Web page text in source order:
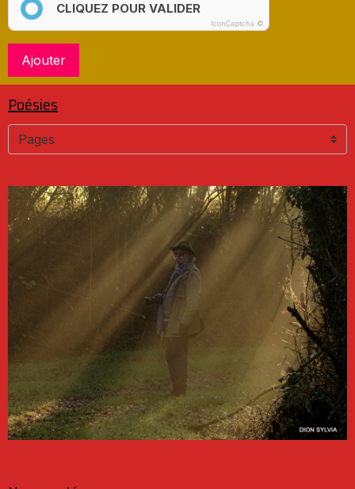
CLIQUEZ POUR VALIDER
IconCaptcha ©
Ajouter
Poésies